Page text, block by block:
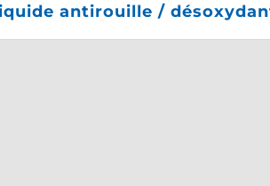
antirouille / désoxydant